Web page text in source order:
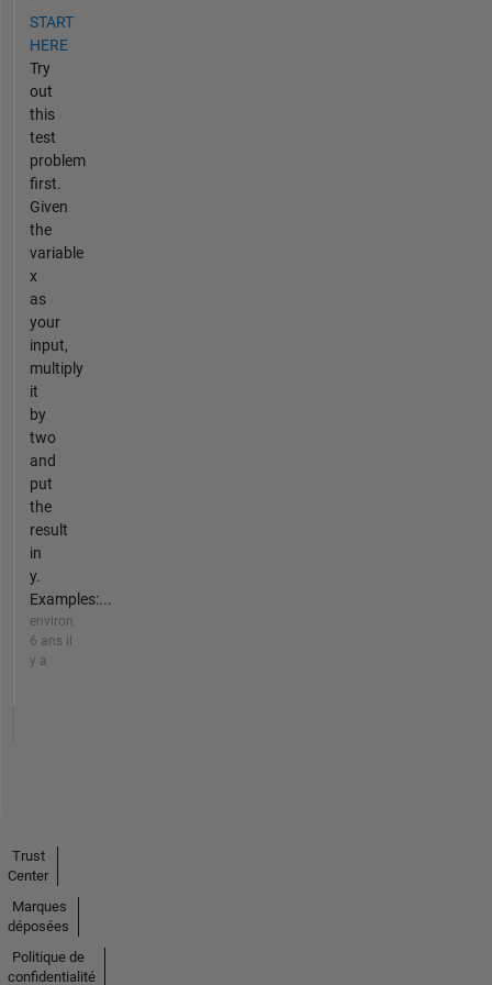
START
HERE
Try
out
this
test
problem
first.
Given
the
variable
x
as
your
input,
multiply
it
by
two
and
put
the
result
in
y.
Examples:...
environ
6 ans il
y a
Trust
Center
Marques
déposées
Politique de
confidentialité